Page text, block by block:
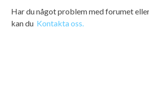
Har du något problem med forumet
kan du Kontakta oss.